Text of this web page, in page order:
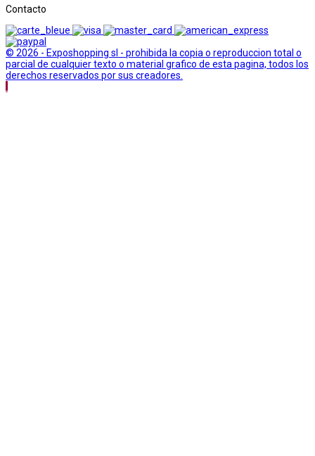
Contacto
© 2026 - Exposhopping sl - prohibida la copia o reproduccion total o
parcial de cualquier texto o material grafico de esta pagina, todos los
derechos reservados por sus creadores.